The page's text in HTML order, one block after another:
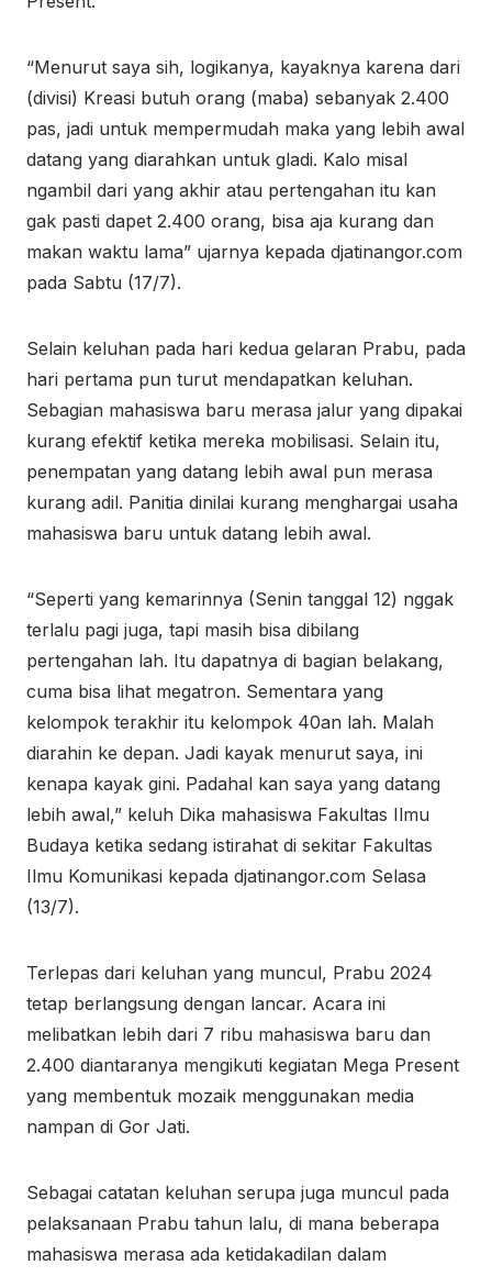
“Menurut saya sih, logikanya, kayaknya karena dari
(divisi) Kreasi butuh orang (maba) sebanyak 2.400
pas, jadi untuk mempermudah maka yang lebih awal
datang yang diarahkan untuk gladi. Kalo misal
ngambil dari yang akhir atau pertengahan itu kan
gak pasti dapet 2.400 orang, bisa aja kurang dan
makan waktu lama” ujarnya kepada djatinangor.com
pada Sabtu (17/7).
Selain keluhan pada hari kedua gelaran Prabu, pada
hari pertama pun turut mendapatkan keluhan.
Sebagian mahasiswa baru merasa jalur yang dipakai
kurang efektif ketika mereka mobilisasi. Selain itu,
penempatan yang datang lebih awal pun merasa
kurang adil. Panitia dinilai kurang menghargai usaha
mahasiswa baru untuk datang lebih awal.
“Seperti yang kemarinnya (Senin tanggal 12) nggak
terlalu pagi juga, tapi masih bisa dibilang
pertengahan lah. Itu dapatnya di bagian belakang,
cuma bisa lihat megatron. Sementara yang
kelompok terakhir itu kelompok 40an lah. Malah
diarahin ke depan. Jadi kayak menurut saya, ini
kenapa kayak gini. Padahal kan saya yang datang
lebih awal,” keluh Dika mahasiswa Fakultas Ilmu
Budaya ketika sedang istirahat di sekitar Fakultas
Ilmu Komunikasi kepada djatinangor.com Selasa
(13/7).
Terlepas dari keluhan yang muncul, Prabu 2024
tetap berlangsung dengan lancar. Acara ini
melibatkan lebih dari 7 ribu mahasiswa baru dan
2.400 diantaranya mengikuti kegiatan Mega Present
yang membentuk mozaik menggunakan media
nampan di Gor Jati.
Sebagai catatan keluhan serupa juga muncul pada
pelaksanaan Prabu tahun lalu, di mana beberapa
mahasiswa merasa ada ketidakadilan dalam